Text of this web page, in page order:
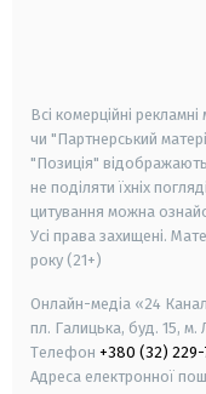
Всі комерційні
чи "Партнерський
"Позиція"
не поділяти їхніх
цитування можна
Усі права захищені.
року (21+)
Онлайн-медіа «24
пл. Галицька, буд. 15, м.
Телефон +380 (32) 229-
Адреса електронної